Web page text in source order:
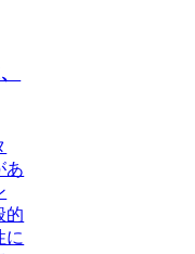
あ
的
に